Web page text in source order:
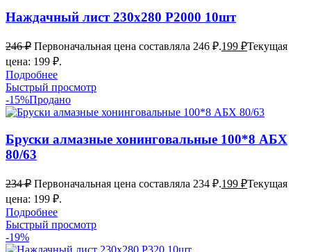
Наждачный лист 230х280 Р2000 10шт
246₽ Первоначальная цена составляла 246 ₽.199 ₽Текущая
цена: 199 ₽.
Подробнее
Быстрый просмотр
-15%Продано
Бруски алмазные хонинговальные 100*8 АБХ
80/63
234₽ Первоначальная цена составляла 234 ₽.199 ₽Текущая
цена: 199 ₽.
Подробнее
Быстрый просмотр
-19%